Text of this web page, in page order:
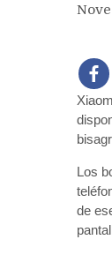
Los
de